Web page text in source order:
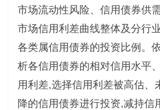
市场流动性风险、信用债券供
市场信用利差曲线整体及分行
各类属信用债券的投资比例。
析各信用债券的相对信用水平
用利差,选择信用利差被高估、
降的信用债券进行投资,减持信